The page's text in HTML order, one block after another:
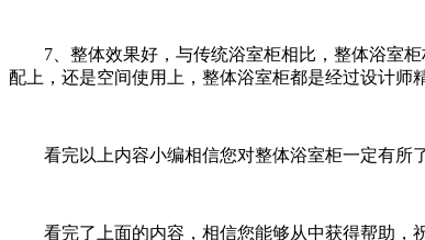
7、整体效果好，与传统浴室柜相比，整体浴室柜
配上，还是空间使用上，整体浴室柜都是经过设计师
看完以上内容小编相信您对整体浴室柜一定有所
看完了上面的内容，相信您能够从中获得帮助，祝